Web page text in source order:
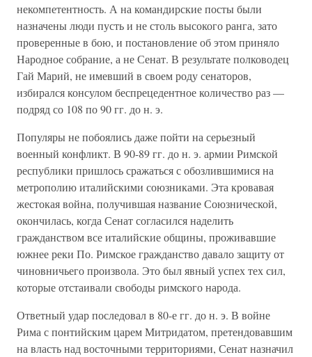
некомпетентность. А на командирские посты были
назначены люди пусть и не столь высокого ранга, зато
проверенные в бою, и постановление об этом приняло
Народное собрание, а не Сенат. В результате полководец
Гай Марий, не имевший в своем роду сенаторов,
избирался консулом беспрецедентное количество раз —
подряд со 108 по 90 гг. до н. э.
Популяры не побоялись даже пойти на серьезный
военный конфликт. В 90-89 гг. до н. э. армии Римской
республики пришлось сражаться с обозлившимися на
метрополию италийскими союзниками. Эта кровавая
жестокая война, получившая название Союзнической,
окончилась, когда Сенат согласился наделить
гражданством все италийские общины, проживавшие
южнее реки По. Римское гражданство давало защиту от
чиновничьего произвола. Это был явный успех тех сил,
которые отстаивали свободы римского народа.
Ответный удар последовал в 80-е гг. до н. э. В войне
Рима с понтийским царем Митридатом, претендовавшим
на власть над восточными территориями, Сенат назначил